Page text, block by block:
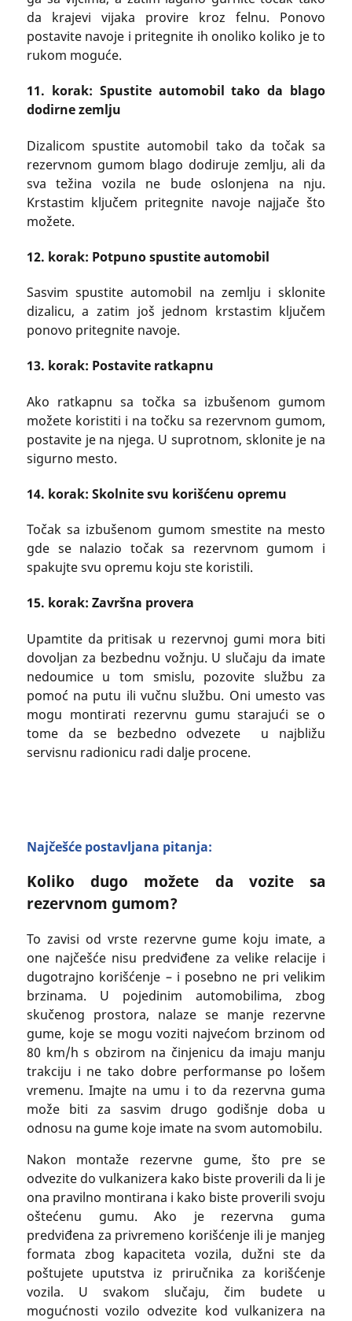
da krajevi vijaka provire kroz felnu. Ponovo
postavite navoje i pritegnite ih onoliko koliko je to
rukom moguće.
11. korak: Spustite automobil tako da blago
dodirne zemlju
Dizalicom spustite automobil tako da točak sa
rezervnom gumom blago dodiruje zemlju, ali da
sva težina vozila ne bude oslonjena na nju.
Krstastim ključem pritegnite navoje najjače što
možete.
12. korak: Potpuno spustite automobil
Sasvim spustite automobil na zemlju i sklonite
dizalicu, a zatim još jednom krstastim ključem
ponovo pritegnite navoje.
13. korak: Postavite ratkapnu
Ako ratkapnu sa točka sa izbušenom gumom
možete koristiti i na točku sa rezervnom gumom,
postavite je na njega. U suprotnom, sklonite je na
sigurno mesto.
14. korak: Skolnite svu korišćenu opremu
Točak sa izbušenom gumom smestite na mesto
gde se nalazio točak sa rezervnom gumom i
spakujte svu opremu koju ste koristili.
15. korak: Završna provera
Upamtite da pritisak u rezervnoj gumi mora biti
dovoljan za bezbednu vožnju. U slučaju da imate
nedoumice u tom smislu, pozovite službu za
pomoć na putu ili vučnu službu. Oni umesto vas
mogu montirati rezervnu gumu starajući se o
tome da se bezbedno odvezete u najbližu
servisnu radionicu radi dalje procene.
Najčešće postavljana pitanja:
Koliko dugo možete da vozite sa
rezervnom gumom?
To zavisi od vrste rezervne gume koju imate, a
one najčešće nisu predviđene za velike relacije i
dugotrajno korišćenje – i posebno ne pri velikim
brzinama. U pojedinim automobilima, zbog
skučenog prostora, nalaze se manje rezervne
gume, koje se mogu voziti najvećom brzinom od
80 km/h s obzirom na činjenicu da imaju manju
trakciju i ne tako dobre performanse po lošem
vremenu. Imajte na umu i to da rezervna guma
može biti za sasvim drugo godišnje doba u
odnosu na gume koje imate na svom automobilu.
Nakon montaže rezervne gume, što pre se
odvezite do vulkanizera kako biste proverili da li je
ona pravilno montirana i kako biste proverili svoju
oštećenu gumu. Ako je rezervna guma
predviđena za privremeno korišćenje ili je manjeg
formata zbog kapaciteta vozila, dužni ste da
poštujete uputstva iz priručnika za korišćenje
vozila. U svakom slučaju, čim budete u
mogućnosti vozilo odvezite kod vulkanizera na